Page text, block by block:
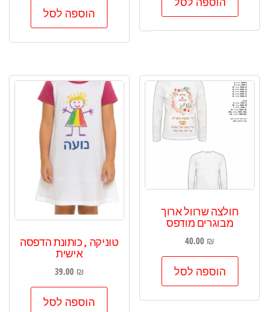
הוספה לסל
חולצה שרוול ארוך
מבוגרים מודפס
40.00 ₪
הוספה לסל
טוניקה , כותונת הדפסה
אישית
39.00 ₪
הוספה לסל